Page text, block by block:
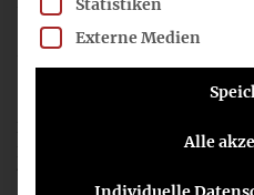
wahrnehmbare
Berichtsstandards. Hier
EU-Mitgliedstaaten zu den
Statistiken
Externe Medien
Alle